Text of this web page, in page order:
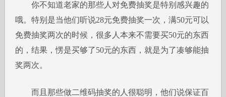
你不知道老家的那些人对免费抽奖是特别感兴趣的
哦。特别是当他们听说28元免费抽奖一次，满50元可以
免费抽奖两次的时候，很多人本来不需要买50元的东西
的，结果，愣是买够了50元的东西，就是为了凑够能抽
奖两次。
而且那些做二维码抽奖的人很聪明，他们说保证百